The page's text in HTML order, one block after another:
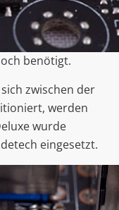
benötigt.
zwischen der
werden
wurde
eingesetzt.